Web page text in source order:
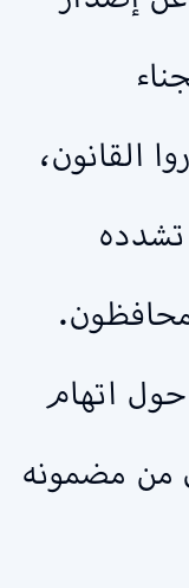
القانون،
اتهام
من مضمونه